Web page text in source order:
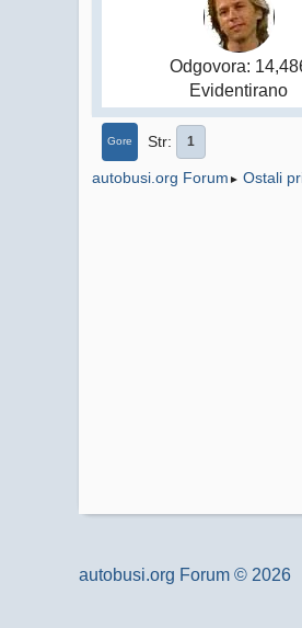
Odgovora:
Evidentirano
Gore Str 1
autobusi.org Forum ► Ostali
autobusi.org Forum © 2026